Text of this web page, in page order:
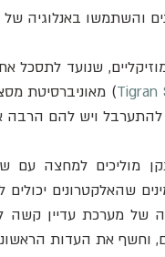
והשתמשו באנלוגיה
Tigran
להתערבל ויש להם
וחשף את העדות